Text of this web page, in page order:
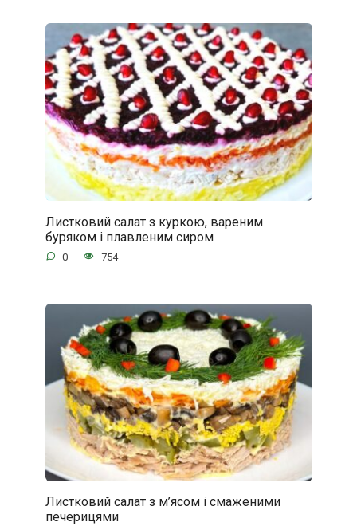
Листковий салат з куркою, вареним
буряком і плавленим сиром
0 754
Листковий салат з м’ясом і смаженими
печерицями